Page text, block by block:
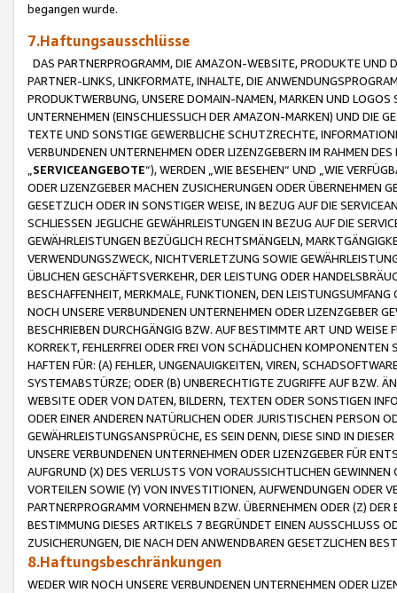
begangen wurde.
7.Haftungsausschlüsse
DAS PARTNERPROGRAMM, DIE AMAZON-WEBSITE, PRODUKTE UND
PARTNER-LINKS, LINKFORMATE, INHALTE, DIE
PRODUKTWERBUNG, UNSERE DOMAIN-NAMEN, MARKEN UND
UNTERNEHMEN (EINSCHLIESSLICH DER AMAZON-MARKEN) UND DIE
TEXTE UND SONSTIGE GEWERBLICHE SCHUTZRECHTE,
VERBUNDENEN UNTERNEHMEN ODER LIZENZGEBERN IM RAHMEN
SERVICEANGEBOTE“), WERDEN „WIE BESEHEN“ UND „WIE
ODER LIZENZGEBER MACHEN ZUSICHERUNGEN ODER ÜBERNEHMEN
GESETZLICH ODER IN SONSTIGER WEISE, IN BEZUG AUF DIE
SCHLIESSEN JEGLICHE GEWÄHRLEISTUNGEN IN BEZUG AUF DIE
GEWÄHRLEISTUNGEN BEZÜGLICH RECHTSMÄNGELN,
VERWENDUNGSZWECK, NICHTVERLETZUNG SOWIE
ÜBLICHEN GESCHÄFTSVERKEHR, DER LEISTUNG ODER
BESCHAFFENHEIT, MERKMALE, FUNKTIONEN, DEN
NOCH UNSERE VERBUNDENEN UNTERNEHMEN ODER LIZENZGEBER
BESCHRIEBEN DURCHGÄNGIG BZW. AUF BESTIMMTE ART UND
KORREKT, FEHLERFREI ODER FREI VON SCHÄDLICHEN
HAFTEN FÜR: (A) FEHLER, UNGENAUIGKEITEN, VIREN,
SYSTEMABSTÜRZE; ODER (B) UNBERECHTIGTE ZUGRIFFE AUF BZW.
WEBSITE ODER VON DATEN, BILDERN, TEXTEN ODER SONSTIGEN
ODER EINER ANDEREN NATÜRLICHEN ODER JURISTISCHEN PERSON
GEWÄHRLEISTUNGSANSPRÜCHE, ES SEIN DENN, DIESE SIND IN
UNSERE VERBUNDENEN UNTERNEHMEN ODER LIZENZGEBER FÜR
AUFGRUND (X) DES VERLUSTS VON VORAUSSICHTLICHEN
VORTEILEN SOWIE (Y) VON INVESTITIONEN, AUFWENDUNGEN ODER
PARTNERPROGRAMM VORNEHMEN BZW. ÜBERNEHMEN ODER (Z)
BESTIMMUNG DIESES ARTIKELS 7 BEGRÜNDET EINEN AUSSCHLUSS
ZUSICHERUNGEN, DIE NACH DEN ANWENDBAREN GESETZLICHEN
8.Haftungsbeschränkungen
WEDER WIR NOCH UNSERE VERBUNDENEN UNTERNEHMEN ODER